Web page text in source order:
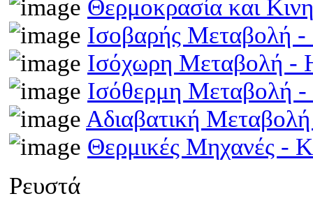
Θερμοκρασία και
Ισοβαρής Μεταβολή
Ισόχωρη Μεταβολή -
Ισόθερμη Μεταβολή
Αδιαβατική
Θερμικές Μηχανές -
Ρευστά